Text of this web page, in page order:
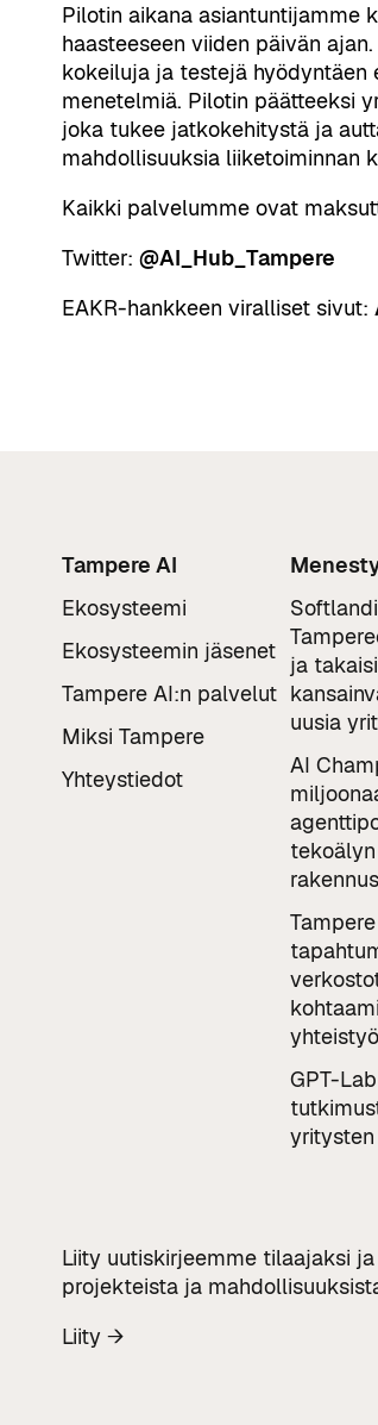
Pilotin aikana asiantuntijamme
haasteeseen viiden päivän
kokeiluja ja testejä hyödyntäen
menetelmiä. Pilotin päätteeksi
joka tukee jatkokehitystä ja
mahdollisuuksia liiketoiminnan
Kaikki palvelumme ovat
Twitter: @AI_Hub_Tampere
EAKR-hankkeen viralliset sivut:
Tampere AI
Ekosysteemi
Ekosysteemin jäsenet
Tampere AI:n palvelut
Miksi Tampere
Yhteystiedot
ja
uusia
AI
GPT-
Liity uutiskirjeemme tilaajaksi
projekteista ja
Liity →